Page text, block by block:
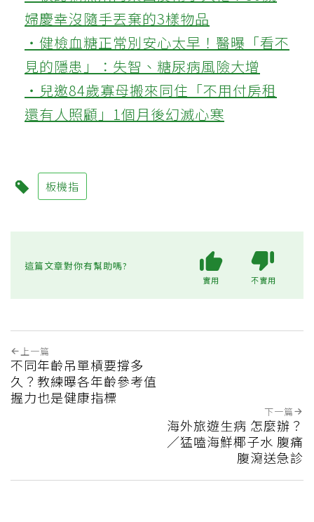
婦慶幸沒隨手丟棄的3樣物品
‧健檢血糖正常別安心太早！醫曝「看不
見的隱患」：失智、糖尿病風險大增
‧兒邀84歲寡母搬來同住「不用付房租
還有人照顧」1個月後幻滅心寒
板機指
這篇文章對你有幫助嗎?
實用 不實用
上一篇
不同年齡吊單槓要撐多
久？教練曝各年齡參考值
握力也是健康指標
下一篇
海外旅遊生病 怎麼辦？
／猛嗑海鮮椰子水 腹痛
腹瀉送急診